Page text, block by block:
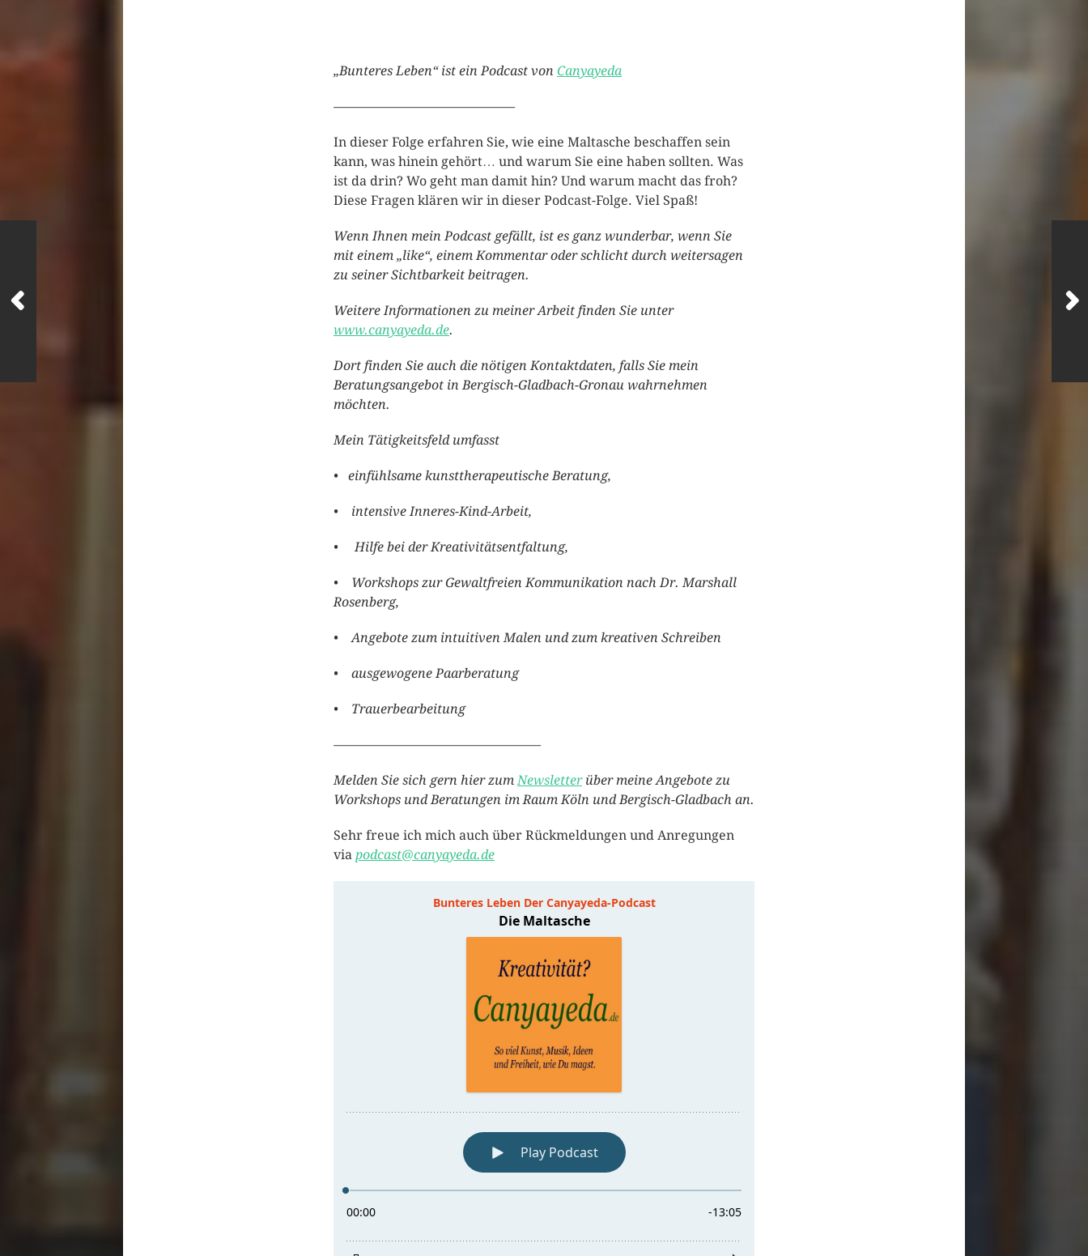
„Bunteres Leben“ ist ein Podcast von Canyayeda
——————————————
In dieser Folge erfahren Sie, wie eine Maltasche beschaffen sein
kann, was hinein gehört… und warum Sie eine haben sollten. Was
ist da drin? Wo geht man damit hin? Und warum macht das froh?
Diese Fragen klären wir in dieser Podcast-Folge. Viel Spaß!
Wenn Ihnen mein Podcast gefällt, ist es ganz wunderbar, wenn Sie
mit einem „like“, einem Kommentar oder schlicht durch weitersagen
zu seiner Sichtbarkeit beitragen.
Weitere Informationen zu meiner Arbeit finden Sie unter
www.canyayeda.de.
Dort finden Sie auch die nötigen Kontaktdaten, falls Sie mein
Beratungsangebot in Bergisch-Gladbach-Gronau wahrnehmen
möchten.
Mein Tätigkeitsfeld umfasst
• einfühlsame kunsttherapeutische Beratung,
• intensive Inneres-Kind-Arbeit,
• Hilfe bei der Kreativitätsentfaltung,
• Workshops zur Gewaltfreien Kommunikation nach Dr. Marshall
Rosenberg,
• Angebote zum intuitiven Malen und zum kreativen Schreiben
• ausgewogene Paarberatung
• Trauerbearbeitung
————————————————
Melden Sie sich gern hier zumNewsletterüber meine Angebote zu
Workshops und Beratungen im Raum Köln und Bergisch-Gladbach an.
Sehr freue ich mich auch über Rückmeldungen und Anregungen
via podcast@canyayeda.de